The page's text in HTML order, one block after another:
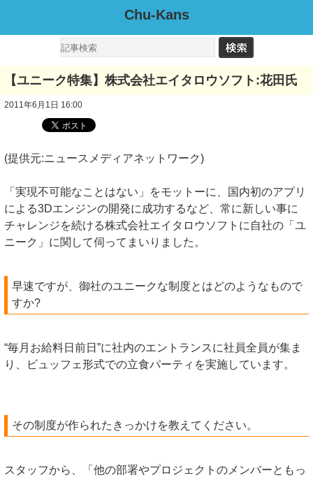
Chu-Kans
【ユニーク特集】株式会社エイタロウソフト:花田氏
2011年6月1日 16:00
(提供元:ニュースメディアネットワーク)
「実現不可能なことはない」をモットーに、国内初のアプリ
による3Dエンジンの開発に成功するなど、常に新しい事に
チャレンジを続ける株式会社エイタロウソフトに自社の「ユ
ニーク」に関して伺ってまいりました。
早速ですが、御社のユニークな制度とはどのようなもので
すか?
“毎月お給料日前日”に社内のエントランスに社員全員が集ま
り、ビュッフェ形式での立食パーティを実施しています。
その制度が作られたきっかけを教えてください。
スタッフから、「他の部署やプロジェクトのメンバーともっ